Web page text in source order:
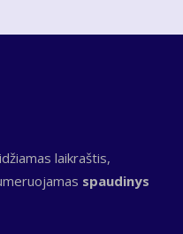
laikraštis,
spaudinys